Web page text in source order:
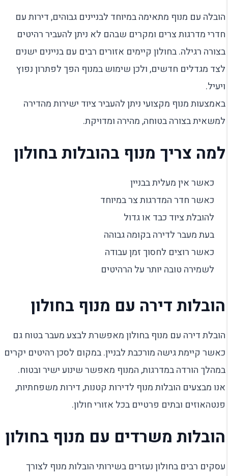
הובלה עם מנוף מתאימה במיוחד לבניינים גבוהים, דירות עם
חדרי מדרגות צרים ומקרים שבהם לא ניתן להעביר רהיטים
בצורה רגילה. בחולון קיימים אזורים רבים עם בניינים ישנים
לצד מגדלים חדשים, ולכן שימוש במנוף הפך לפתרון נפוץ
ויעיל.
באמצעות מנוף מקצועי ניתן להעביר ציוד ישירות מהדירה
למשאית בצורה בטוחה, מהירה ומדויקת.
למה צריך מנוף בהובלות בחולון
כאשר אין מעלית בבניין
כאשר חדר המדרגות צר במיוחד
להובלת ציוד כבד או גדול
בעת מעבר לדירה בקומה גבוהה
כאשר רוצים לחסוך זמן עבודה
לשמירה טובה יותר על הרהיטים
הובלות דירה עם מנוף בחולון
הובלת דירה עם מנוף בחולון מאפשרת לבצע מעבר בטוח גם
כאשר קיימת גישה מורכבת לבניין. במקום לסכן רהיטים יקרים
במהלך הורדה במדרגות, המנוף מאפשר שינוע ישיר ובטוח.
אנו מבצעים הובלות מנוף לדירות קטנות, דירות משפחתיות,
פנטהאוזים ובתים פרטיים בכל אזורי חולון.
הובלות משרדים עם מנוף בחולון
עסקים רבים בחולון נעזרים בשירותי הובלות מנוף לצורך